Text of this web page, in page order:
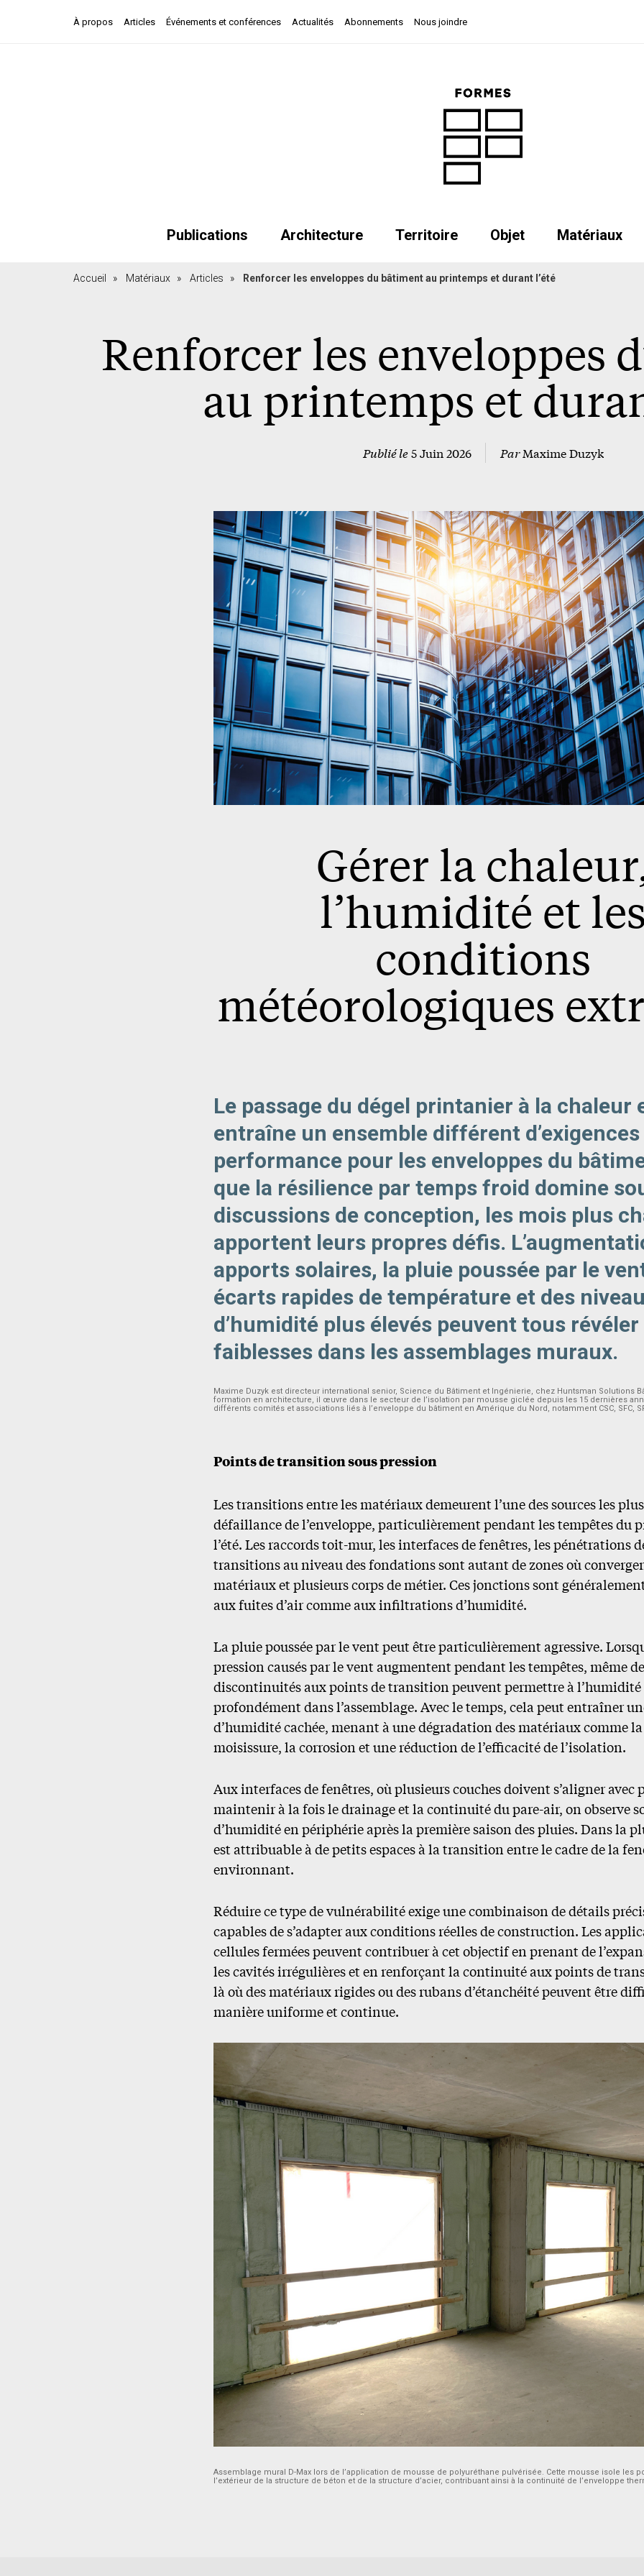
À propos Articles Événements et conférences Actualités Abonnements Nous joindre
Publications Architecture Territoire Objet Matériaux
Accueil » Matériaux » Articles » Renforcer les enveloppes du bâtiment au printemps et durant l’été
Renforcer les enveloppes
au printemps et
Publié le5 Juin 2026 ParMaxime Duzyk
Gérer la
l’humidité et
conditions
météorologiques
Le passage du dégel printanier à la chaleur
entraîne un ensemble différent d’exigences
performance pour les enveloppes du
que la résilience par temps froid domine
discussions de conception, les mois plus
apportent leurs propres défis.
apports solaires, la pluie poussée par le
écarts rapides de température et des
d’humidité plus élevés peuvent tous révéler
faiblesses dans les assemblages muraux.
Maxime Duzyk est directeur international senior, Science du Bâtiment et Ingénierie, chez Huntsman Solutions
formation en architecture, il œuvre dans le secteur de l’isolation par mousse giclée depuis les 15 dernières
différents comités et associations liés à l’enveloppe du bâtiment en Amérique du Nord, notamment CSC, SFC,
Points de transition sous pression
Les transitions entre les matériaux demeurent l’une des sources les
défaillance de l’enveloppe, particulièrement pendant les tempêtes du
l’été. Les raccords toit-mur, les interfaces de fenêtres, les pénétrations
transitions au niveau des fondations sont autant de zones où
matériaux et plusieurs corps de métier. Ces jonctions sont
aux fuites d’air comme aux infiltrations d’humidité.
La pluie poussée par le vent peut être particulièrement agressive.
pression causés par le vent augmentent pendant les tempêtes, même
discontinuités aux points de transition peuvent permettre à l’humidité
profondément dans l’assemblage. Avec le temps, cela peut entraîner
d’humidité cachée, menant à une dégradation des matériaux comme
moisissure, la corrosion et une réduction de l’efficacité de l’isolation.
Aux interfaces de fenêtres, où plusieurs couches doivent s’aligner avec
maintenir à la fois le drainage et la continuité du pare-air, on observe
d’humidité en périphérie après la première saison des pluies. Dans la
est attribuable à de petits espaces à la transition entre le cadre de la
environnant.
Réduire ce type de vulnérabilité exige une combinaison de détails
capables de s’adapter aux conditions réelles de construction. Les
cellules fermées peuvent contribuer à cet objectif en prenant de
les cavités irrégulières et en renforçant la continuité aux points de
là où des matériaux rigides ou des rubans d’étanchéité peuvent être
manière uniforme et continue.
Assemblage mural D-Max lors de l’application de mousse de polyuréthane pulvérisée. Cette mousse isole les
l’extérieur de la structure de béton et de la structure d’acier, contribuant ainsi à la continuité de l’enveloppe